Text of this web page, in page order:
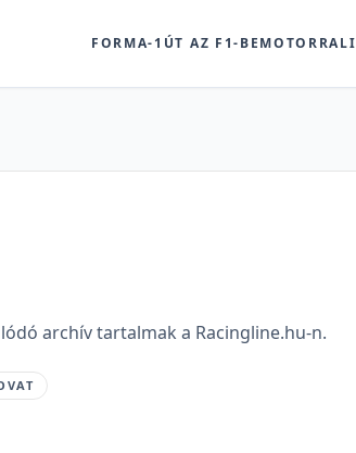
FORMA-1 ÚT AZ F1-BEMOTORRALI
archív tartalmak a Racingline.hu-n.